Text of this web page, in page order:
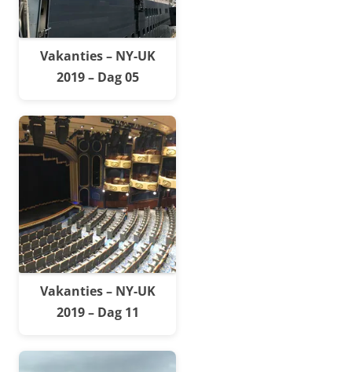
Vakanties – NY-UK
2019 – Dag 05
Vakanties – NY-UK
2019 – Dag 11